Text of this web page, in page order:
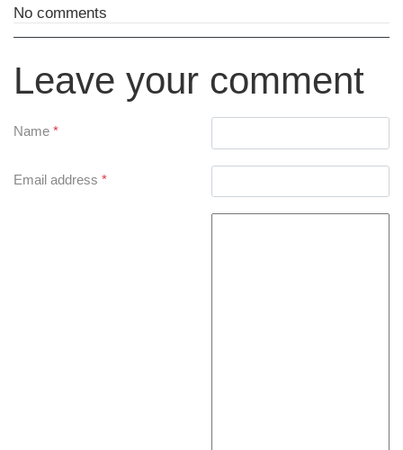
No comments
Leave your comment
Name *
Email address *